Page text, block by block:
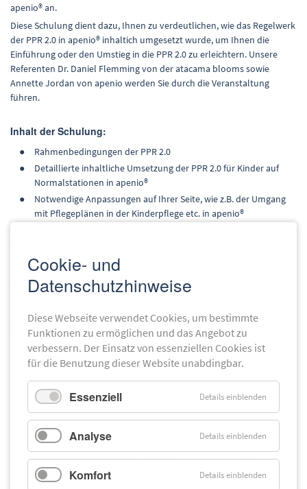
apenio® an.
Diese Schulung dient dazu, Ihnen zu verdeutlichen, wie das Regelwerk
der PPR 2.0 in apenio® inhaltich umgesetzt wurde, um Ihnen die
Einführung oder den Umstieg in die PPR 2.0 zu erleichtern. Unsere
Referenten Dr. Daniel Flemming von der atacama blooms sowie
Annette Jordan von apenio werden Sie durch die Veranstaltung
führen.
Inhalt der Schulung:
Rahmenbedingungen der PPR 2.0
Detaillierte inhaltliche Umsetzung der PPR 2.0 für Kinder auf
Normalstationen in apenio®
Notwendige Anpassungen auf Ihrer Seite, wie z.B. der Umgang
mit Pflegeplänen in der Kinderpflege etc. in apenio®
Kosten:389,00 € (zzgl. MwSt.) pro Teilnehmer
Referent*innen: Dr. Daniel Flemming (Wissenschaftliche Leitung,
atacama blooms), Mintje Schallhöfer (Projektmanagement &
Tagungsbedingung: Wir behalten uns eine Absage bzw.
Verschiebung der Veranstaltung vor, wenn die Mindestteilnehmerzahl
von fünf Teilnehmenden nicht erreicht wird.
Melden Sie sich hier über das
Online-Formularan.
Gerne kommen wir auch für eine Inhouse-Schulung zu Ihnen.
Sprechen Sie uns diesbezüglich gerne an:0421-36512230oder
vertrieb@apenio.de
Cookie- und
Datenschutzhinweise
Diese Webseite verwendet Cookies, um bestimmte
Funktionen zu ermöglichen und das Angebot zu
verbessern. Der Einsatz von essenziellen Cookies ist
für die Benutzung dieser Website unabdingbar.
Essenziell Details einblenden
Analyse Details einblenden
Komfort Details einblenden